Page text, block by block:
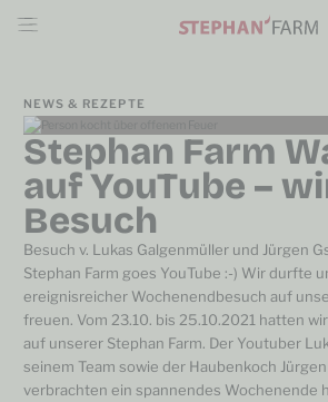
NEWS & REZEPTE
Stephan Farm
auf YouTube –
Besuch
Besuch v. Lukas Galgenmüller und Jürgen
Stephan Farm goes YouTube :-) Wir durfte
ereignisreicher Wochenendbesuch auf
freuen. Vom 23.10. bis 25.10.2021 hatten
auf unserer Stephan Farm. Der Youtuber
seinem Team sowie der Haubenkoch
verbrachten ein spannendes Wochenende